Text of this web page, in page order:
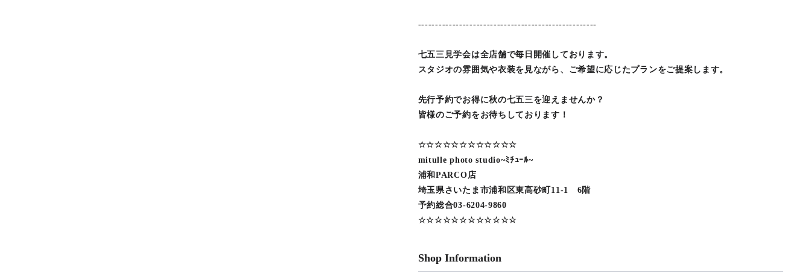
----------------------------------------------------
七五三見学会は全店舗で毎日開催しております。
スタジオの雰囲気や衣装を見ながら、ご希望に応じたプランをご提案します。
先行予約でお得に秋の七五三を迎えませんか？
皆様のご予約をお待ちしております！
☆☆☆☆☆☆☆☆☆☆☆☆
mitulle photo studio~ﾐﾁｭｰﾙ~
浦和PARCO店
埼玉県さいたま市浦和区東高砂町11-1 6階
予約総合03-6204-9860
☆☆☆☆☆☆☆☆☆☆☆☆
Shop Information